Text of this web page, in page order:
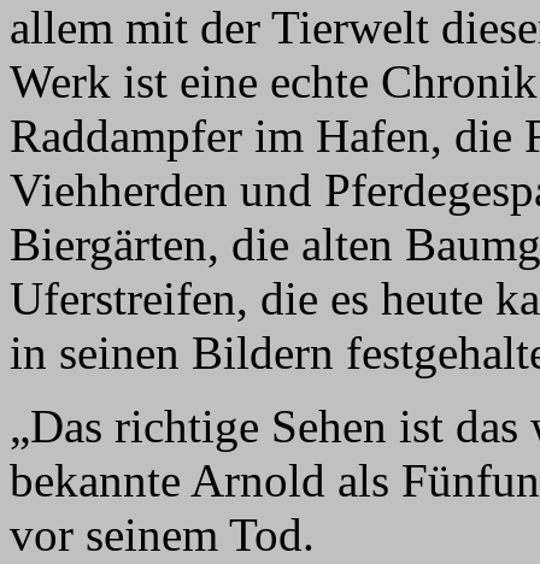
allem mit der Tierwelt
Werk ist eine echte
Raddampfer im Hafen, die
Viehherden und
Biergärten, die alten
Uferstreifen, die es heute
in seinen Bildern
„Das richtige Sehen ist
bekannte Arnold als
vor seinem Tod.